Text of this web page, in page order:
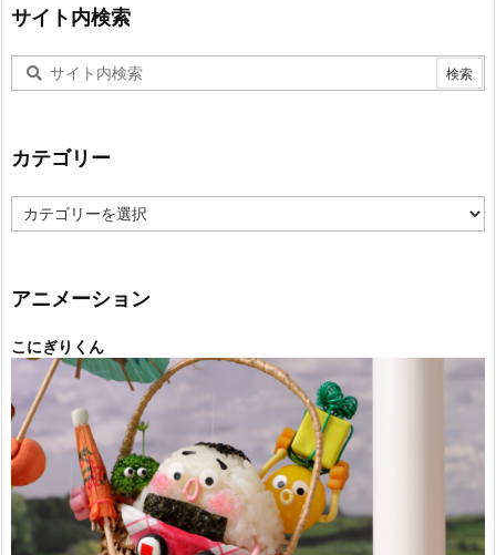
サイト内検索
カテゴリー
テ
ー
アニメーション
こにぎりくん